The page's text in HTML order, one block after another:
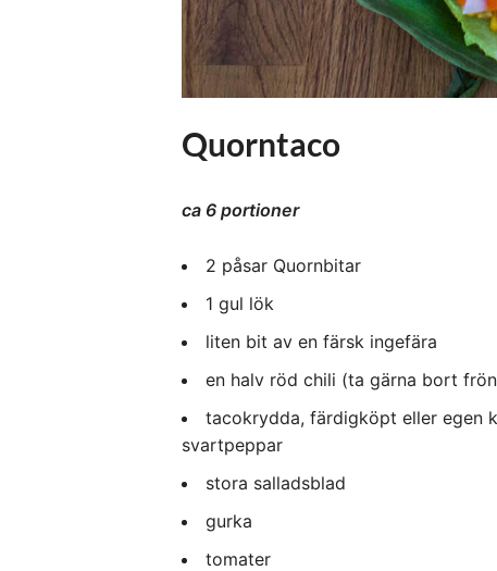
Quorntaco
ca 6 portioner
2 påsar Quornbitar
1 gul lök
liten bit av en färsk ingefära
en halv röd chili (ta gärna bort
tacokrydda, färdigköpt eller egen
svartpeppar
stora salladsblad
gurka
tomater